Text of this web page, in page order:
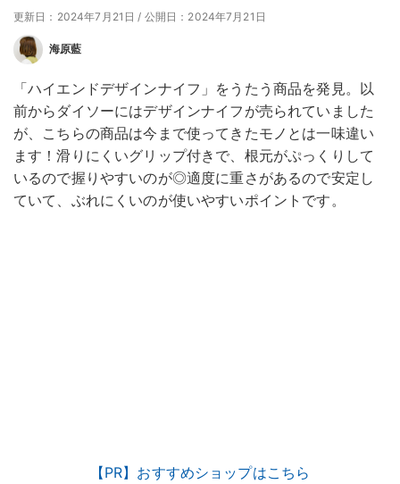
更新日：2024年7月21日 / 公開日：2024年7月21日
海原藍
「ハイエンドデザインナイフ」をうたう商品を発見。以
前からダイソーにはデザインナイフが売られていました
が、こちらの商品は今まで使ってきたモノとは一味違い
ます！滑りにくいグリップ付きで、根元がぷっくりして
いるので握りやすいのが◎適度に重さがあるので安定し
ていて、ぶれにくいのが使いやすいポイントです。
【PR】おすすめショップはこちら